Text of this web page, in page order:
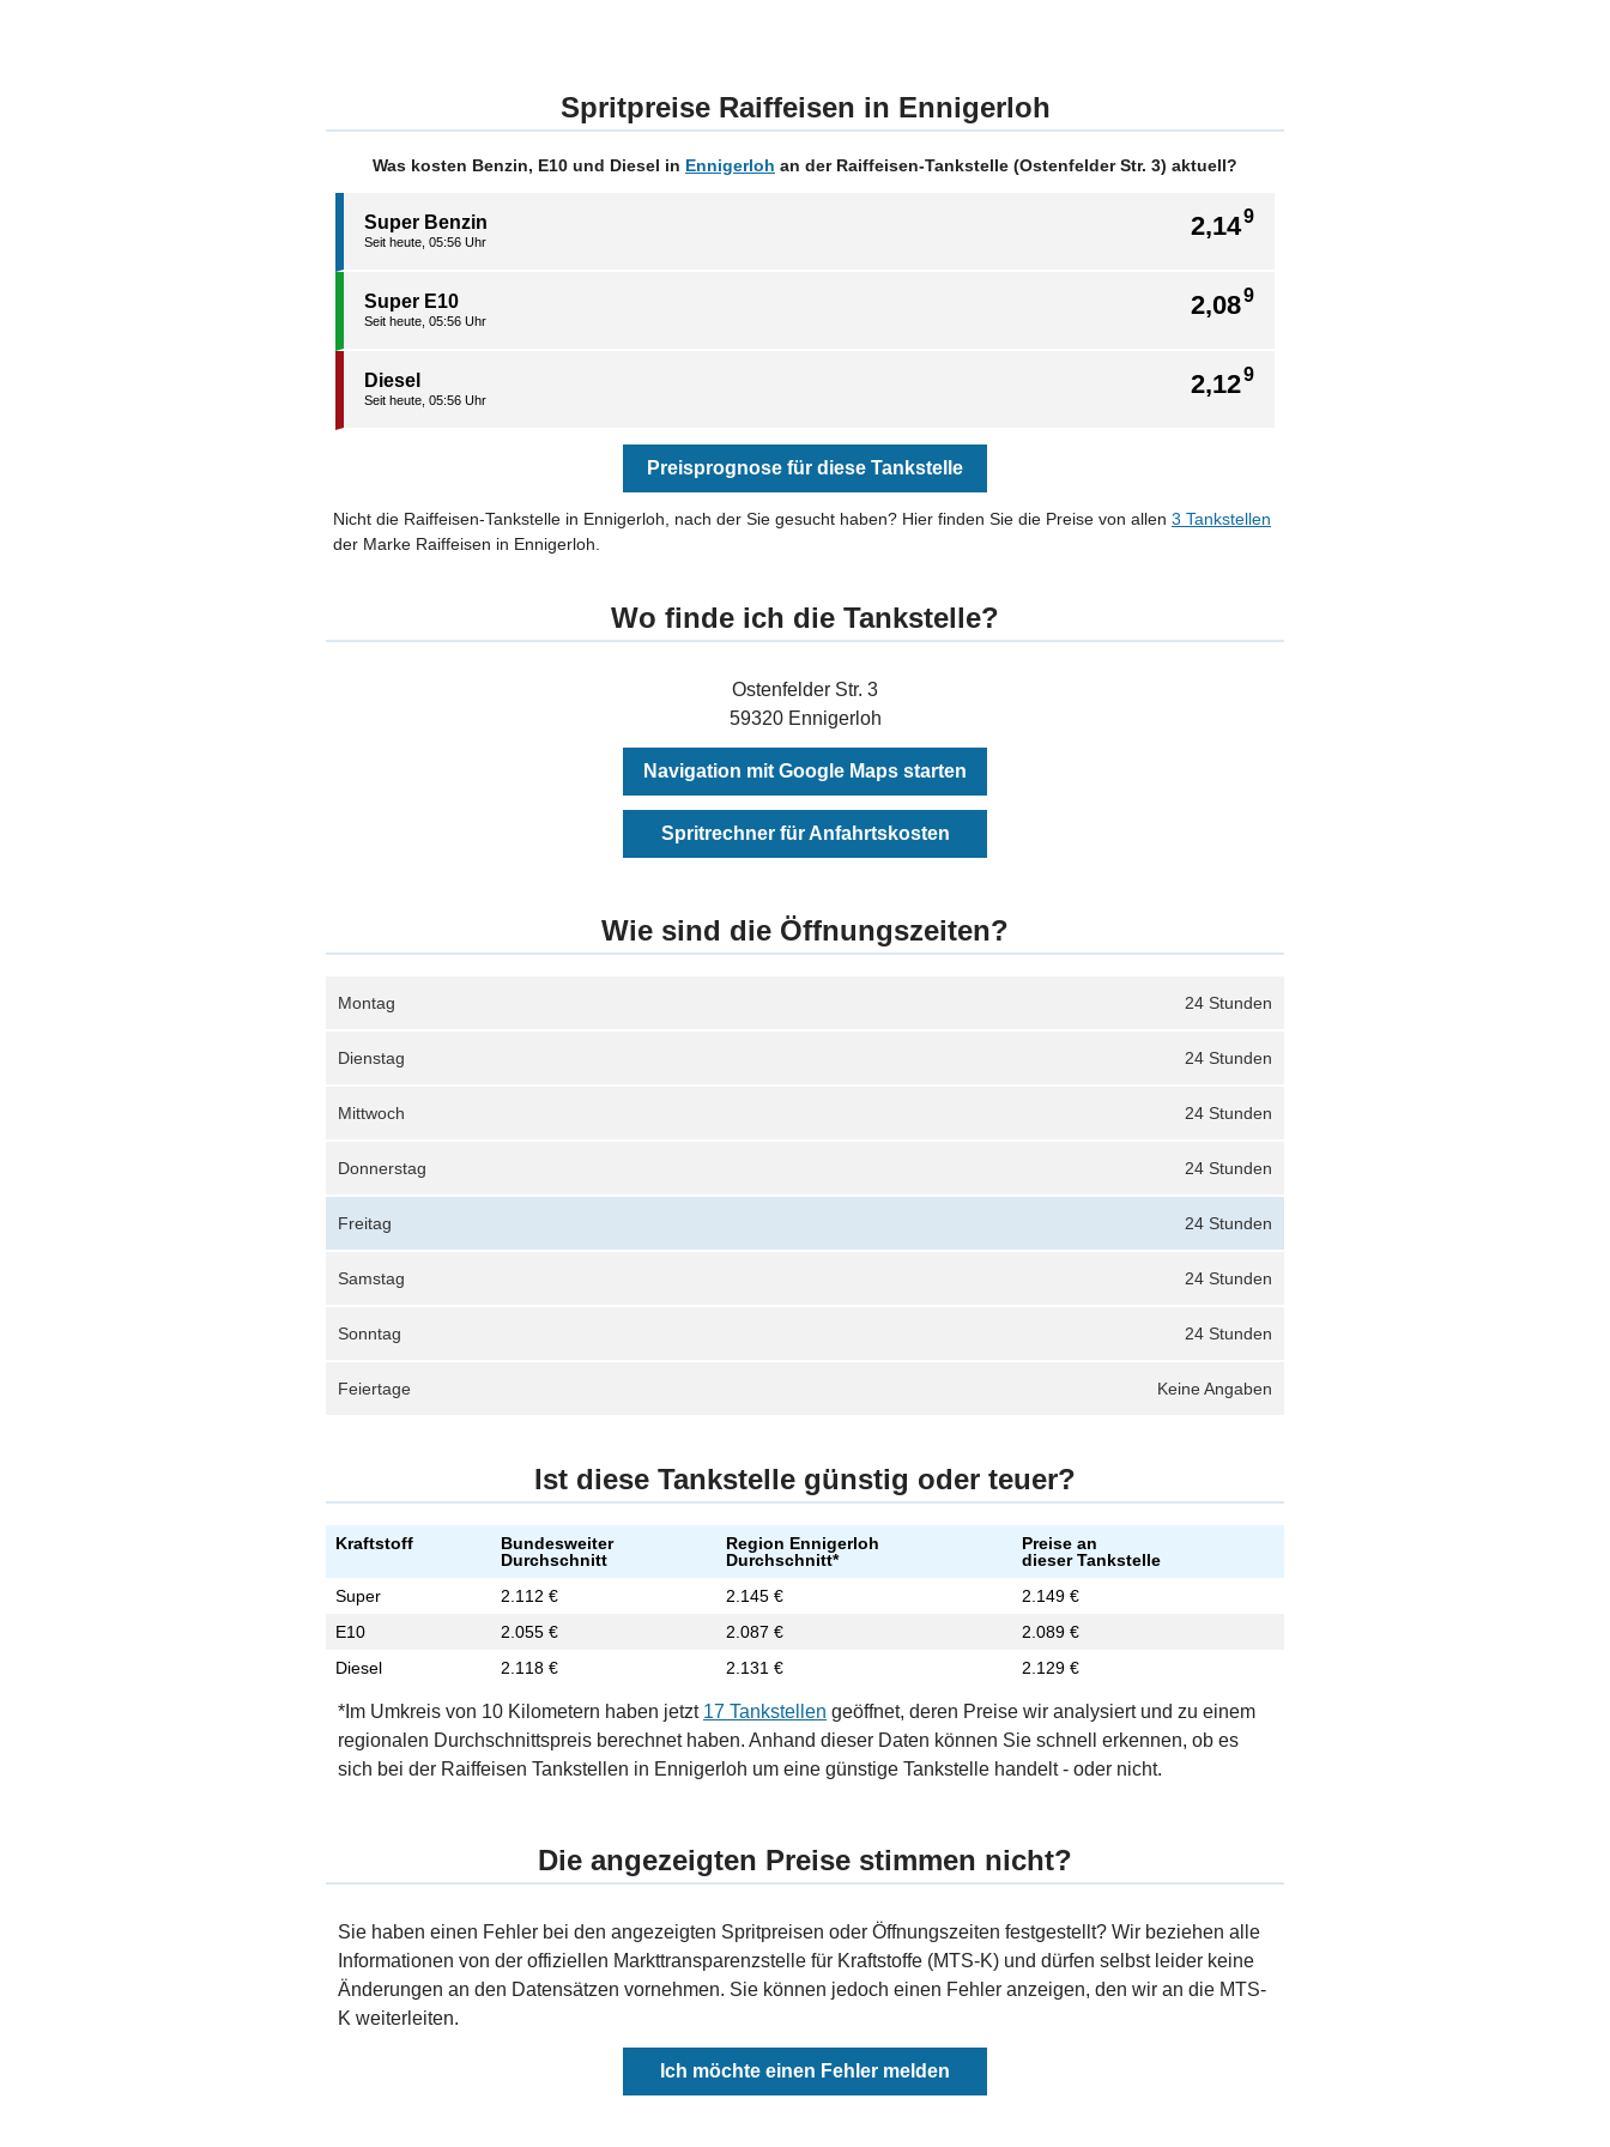
Spritpreise Raiffeisen in Ennigerloh
Was kosten Benzin, E10 und Diesel in Ennigerloh an der Raiffeisen-Tankstelle (Ostenfelder Str. 3) aktuell?
2,149
Super Benzin
Seit heute, 05:56 Uhr
2,089
Super E10
Seit heute, 05:56 Uhr
2,129
Diesel
Seit heute, 05:56 Uhr
Preisprognose für diese Tankstelle
Nicht die Raiffeisen-Tankstelle in Ennigerloh, nach der Sie gesucht haben? Hier finden Sie die Preise von allen 3 Tankstellen
der Marke Raiffeisen in Ennigerloh.
Wo finde ich die Tankstelle?
Ostenfelder Str. 3
59320 Ennigerloh
Navigation mit Google Maps starten
Spritrechner für Anfahrtskosten
Wie sind die Öffnungszeiten?
24 Stunden
Montag
24 Stunden
Dienstag
24 Stunden
Mittwoch
24 Stunden
Donnerstag
24 Stunden
Freitag
24 Stunden
Samstag
24 Stunden
Sonntag
Keine Angaben
Feiertage
Ist diese Tankstelle günstig oder teuer?
Kraftstoff
Bundesweiter
Durchschnitt
Region Ennigerloh
Durchschnitt*
Preise an
dieser Tankstelle
Super
2.112 € 2.145 €
2.149 €
E10
2.055 € 2.087 €
2.089 €
Diesel
2.118 € 2.131 € 2.129 €
*Im Umkreis von 10 Kilometern haben jetzt 17 Tankstellen geöffnet, deren Preise wir analysiert und zu einem
regionalen Durchschnittspreis berechnet haben. Anhand dieser Daten können Sie schnell erkennen, ob es
sich bei der Raiffeisen Tankstellen in Ennigerloh um eine günstige Tankstelle handelt - oder nicht.
Die angezeigten Preise stimmen nicht?
Sie haben einen Fehler bei den angezeigten Spritpreisen oder Öffnungszeiten festgestellt? Wir beziehen alle
Informationen von der offiziellen Markttransparenzstelle für Kraftstoffe (MTS-K) und dürfen selbst leider keine
Änderungen an den Datensätzen vornehmen. Sie können jedoch einen Fehler anzeigen, den wir an die MTS-
K weiterleiten.
Ich möchte einen Fehler melden